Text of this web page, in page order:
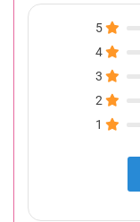
5
4
3
2
1